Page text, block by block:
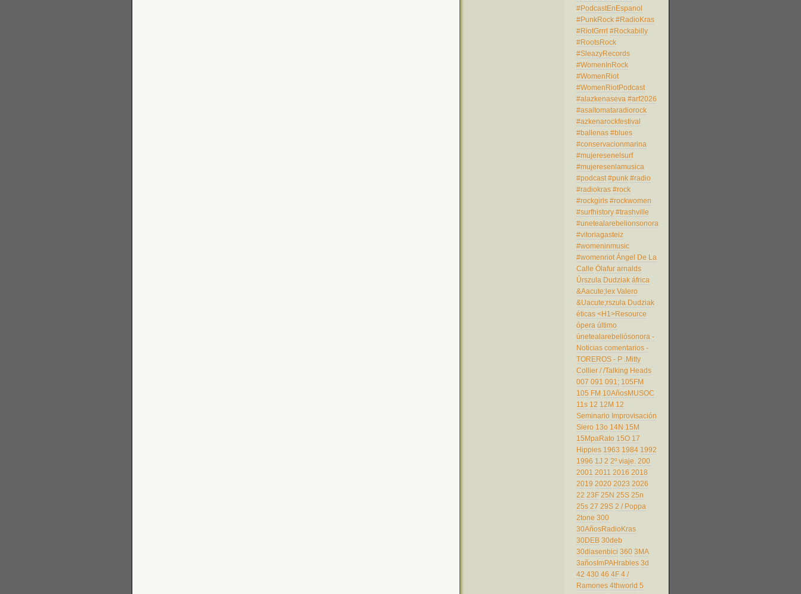
#PodcastEnEspanol
#PunkRock #RadioKras
#RiotGrrrl #Rockabilly
#RootsRock
#SleazyRecords
#WomenInRock
#WomenRiot
#WomenRiotPodcast
#alazkenaseva #arf2026
#asaltomataradiorock
#azkenarockfestival
#ballenas #blues
#conservacionmarina
#mujeresenelsurf
#mujeresenlamusica
#podcast #punk #radio
#radiokras #rock
#rockgirls #rockwomen
#surfhistory #trashville
#unetealarebelionsonora
#vitoriagasteiz
#womeninmusic
#womenriot Ángel De La
Calle Ölafur arnalds
Úrszula Dudziak áfrica
&Aacute;lex Valero
&Uacute;rszula Dudziak
éticas <H1>Resource
ópera último
únetealarebeliósonora -
Noticias comentarios -
TOREROS - P .Mitty
Collier / /Talking Heads
007 091 091; 105FM
105 FM 10AñosMUSOC
11s 12 12M 12
Seminario Improvisación
Siero 13o 14N 15M
15MpaRato 15O 17
Hippies 1963 1984 1992
1996 1J 2 2º viaje. 200
2001 2011 2016 2018
2019 2020 2023 2026
22 23F 25N 25S 25n
25s 27 29S 2 / Poppa
2tone 300
30AñosRadioKras
30DEB 30deb
30diasenbici 360 3MA
3añosImPAHrables 3d
42 430 46 4F 4 /
Ramones 4thworld 5